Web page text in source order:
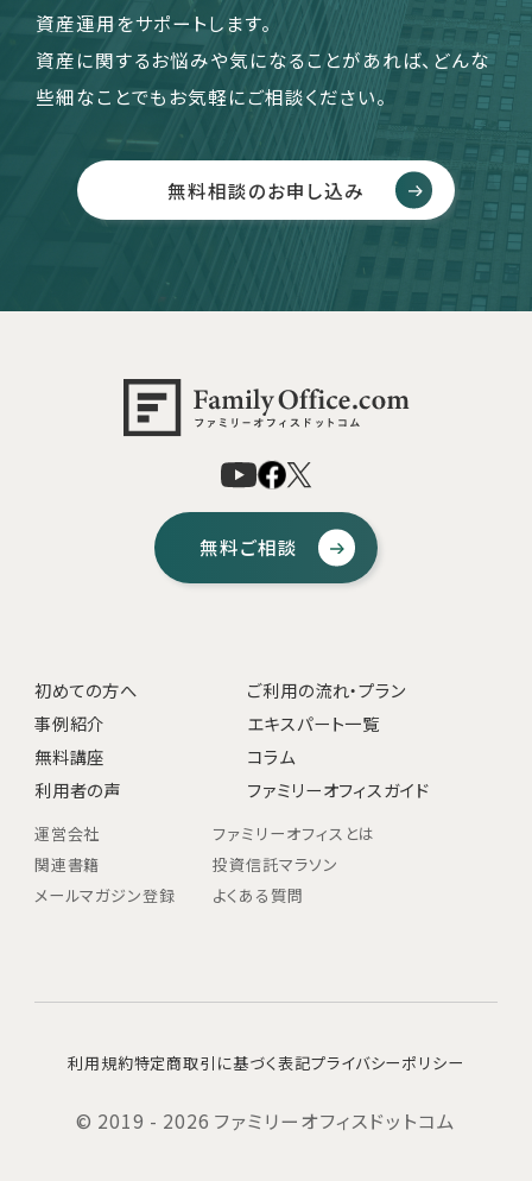
資産運用をサポートします。
資産に関するお悩みや気になることがあれば、どんな
些細なことでもお気軽にご相談ください。
無料相談のお申し込み
無料ご相談
初めての方へ
ご利用の流れ・プラン
事例紹介
エキスパート一覧
無料講座
コラム
利用者の声
ファミリーオフィスガイド
運営会社
ファミリーオフィスとは
関連書籍
投資信託マラソン
メールマガジン登録
よくある質問
利用規約特定商取引に基づく表記プライバシーポリシー
© 2019 - 2026 ファミリーオフィスドットコム